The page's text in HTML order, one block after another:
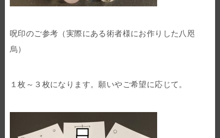
呪印のご参考（実際にある術者様にお作りした八咫
烏）
１枚～３枚になります。願いやご希望に応じて。